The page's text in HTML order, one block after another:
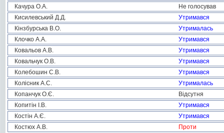
Качура О.А.
Не голосував
Кисилевський Д.Д.
Утримався
Кінзбурська В.О.
Утрималась
Клочко А.А.
Утримався
Ковальов А.В.
Утримався
Ковальчук О.В.
Утримався
Колебошин С.В.
Утримався
Колісник А.С.
Утрималась
Копанчук О.Є.
Відсутня
Копитін І.В.
Утримався
Костін А.Є.
Утримався
Костюх А.В.
Проти